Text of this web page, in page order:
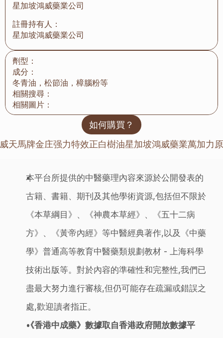
星加坡鴻威藥業公司
註冊持有人：
星加坡鴻威藥業公司
劑型：
成分：
冬青油，松節油，樟腦粉等
相關搜尋：
相關圖片：
如何購買？
天馬牌金庄强力特效正白樹油星加坡鴻威藥業萬加力
本平台所提供的中醫藥理內容來源於公開發表的
古籍、書籍、期刊及其他學術資源,包括但不限於
《本草綱目》、《神農本草經》、《五十二病
方》、《黃帝內經》等中醫經典著作,以及《中藥
學》普通高等教育中醫藥類規劃教材 - 上海科學
技術出版等。對於內容的準確性和完整性,我們已
盡最大努力進行審核,但仍可能存在疏漏或錯誤之
處,歡迎讀者指正。
《香港中成藥》數據取自香港政府開放數據平